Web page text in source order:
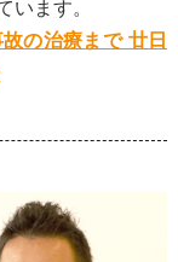
います。
の治療まで 廿日